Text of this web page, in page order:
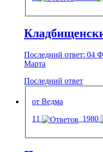
Последний ответ: 04
Марта
Последний ответ
от Ведма
11
1980